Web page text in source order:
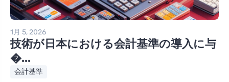
1月 5, 2026
技術が日本における会計基準の導入に与
�...
会計基準